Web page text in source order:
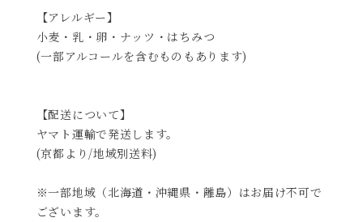
【アレルギー】
小麦・乳・卵・ナッツ・はちみつ
(一部アルコールを含むものもあります)
【配送について】
ヤマト運輸で発送します。
(京都より/地域別送料)
※一部地域（北海道・沖縄県・離島）はお届け不可で
ございます。